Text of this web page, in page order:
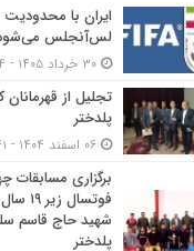
ایران با محدودیت
لس‌آنجلس
تجلیل از قهرمانان
پلدختر
برگزاری مسابقات
فوتسال
شهید حاج قاسم
پلدختر